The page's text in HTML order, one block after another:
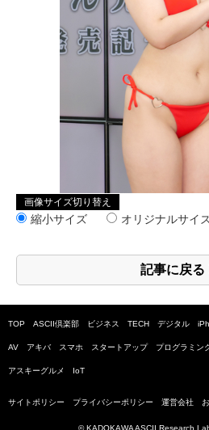
画像サイズ切り替え
縮小サイズ オリジナルサイ
記事に戻る
TOP ASCII倶楽部 ビジネス TECH デジタル
AV アキバ スマホ スタートアップ プログラミン
アスキーグルメ IoT
サイトポリシー プライバシーポリシー 運営会社
© KADOKAWA ASCII Research